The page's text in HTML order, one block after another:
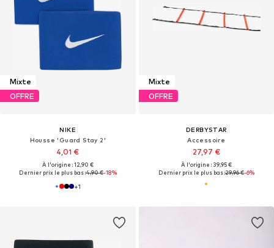
Mixte
OFFRE
NIKE
Housse 'Guard Stay 2'
4,01 €
À l'origine : 12,90 €
Dernier prix le plus bas :4,90 €-18%
+1
Mixte
OFFRE
DERBYSTAR
Accessoire
27,97 €
À l'origine : 39,95 €
Dernier prix le plus bas :29,96 €-6%